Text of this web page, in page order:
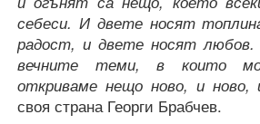
себеси. И двете носят
радост, и двете носят
вечните теми, в които
откриваме нещо ново, и ново,
своя страна Георги Брабчев.